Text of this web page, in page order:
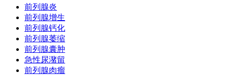
前列腺炎
前列腺增生
前列腺钙化
前列腺萎缩
前列腺囊肿
急性尿潴留
前列腺肉瘤